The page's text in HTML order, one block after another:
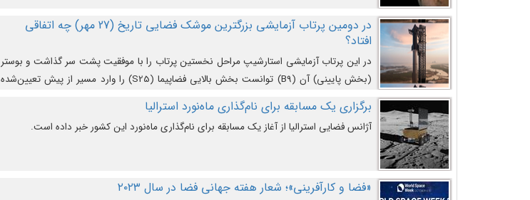
در دومین پرتاب آزمایشی بزرگترین موشک فضایی تاریخ (27 مهر‌) چه اتفاقی
افتاد؟
در این پرتاب آزمایشی استارشیپ مراحل نخستین پرتاب را با موفقیت پشت سر گذاشت و بوستر
(بخش پایینی) آن (B9) توانست بخش بالایی فضاپیما (S25) را وارد مسیر از پیش تعیین‌شده
کند و سپس با یک مکانیزم جدید با موفقیت از آن جدا شود. ‌
برگزاری یک مسابقه برای نام‌گذاری ماه‌نورد استرالیا
آژانس فضایی استرالیا از آغاز یک مسابقه برای نام‌گذاری ماه‌نورد این کشور خبر داده است.
«فضا و کارآفرینی»؛ شعار هفته جهانی فضا در سال ۲۰۲۳